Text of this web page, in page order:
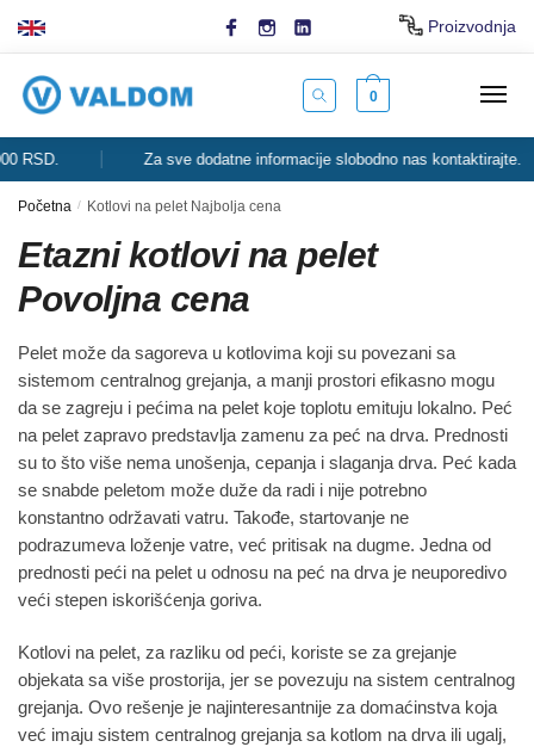
Proizvodnja
0
Za sve dodatne informacije slobodno nas kontaktirajte.
Početna / Kotlovi na pelet Najbolja cena
Etazni kotlovi na pelet
Povoljna cena
Pelet može da sagoreva u kotlovima koji su povezani sa
sistemom centralnog grejanja, a manji prostori efikasno mogu
da se zagreju i pećima na pelet koje toplotu emituju lokalno. Peć
na pelet zapravo predstavlja zamenu za peć na drva. Prednosti
su to što više nema unošenja, cepanja i slaganja drva. Peć kada
se snabde peletom može duže da radi i nije potrebno
konstantno održavati vatru. Takođe, startovanje ne
podrazumeva loženje vatre, već pritisak na dugme. Jedna od
prednosti peći na pelet u odnosu na peć na drva je neuporedivo
veći stepen iskorišćenja goriva.
Kotlovi na pelet, za razliku od peći, koriste se za grejanje
objekata sa više prostorija, jer se povezuju na sistem centralnog
grejanja. Ovo rešenje je najinteresantnije za domaćinstva koja
već imaju sistem centralnog grejanja sa kotlom na drva ili ugalj,